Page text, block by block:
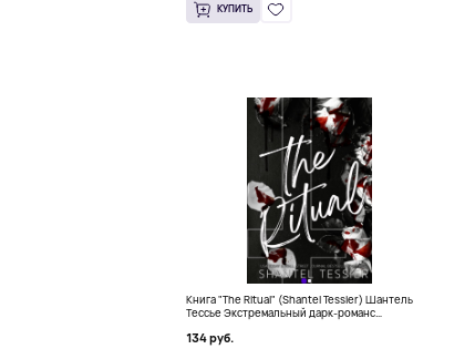
КУПИТЬ
Книга "The Ritual" (Shantel Tessier) Шантель
Тессье Экстремальный дарк-романс
134 руб.